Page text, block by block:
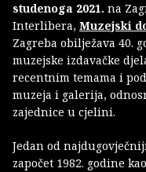
studenoga 2021. na
Interlibera, Muzejski
Zagreba obilježava 40.
muzejske izdavačke
recentnim temama i
muzeja i galerija,
zajednice u cjelini.
Jedan od
započet 1982. godine